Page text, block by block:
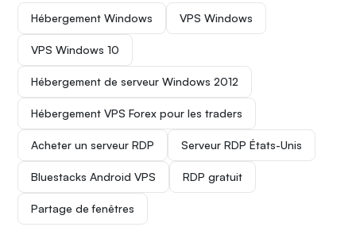
Hébergement Windows VPS Windows
VPS Windows 10
Hébergement de serveur Windows 2012
Hébergement VPS Forex pour les traders
Acheter un serveur RDP Serveur RDP États-Unis
Bluestacks Android VPS RDP gratuit
Partage de fenêtres